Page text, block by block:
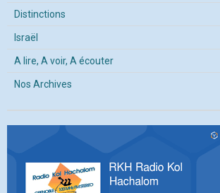
Distinctions
Israël
A lire, A voir, A écouter
Nos Archives